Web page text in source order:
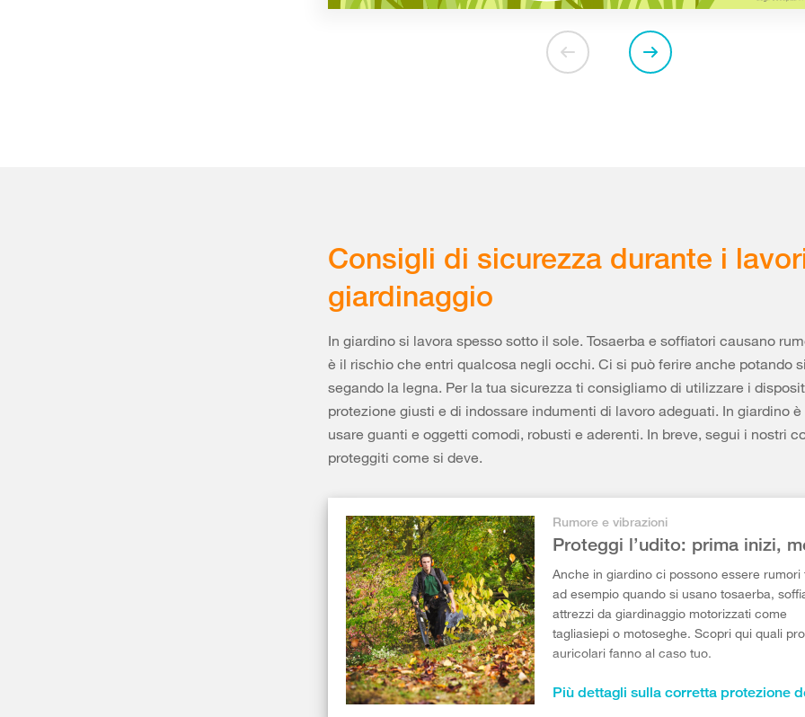
Consigli di sicurezza durante i
giardinaggio
In giardino si lavora spesso sotto il sole. Tosaerba e soffiatori causano
è il rischio che entri qualcosa negli occhi. Ci si può ferire anche potando
segando la legna. Per la tua sicurezza ti consigliamo di utilizzare i
protezione giusti e di indossare indumenti di lavoro adeguati. In giardino
usare guanti e oggetti comodi, robusti e aderenti. In breve, segui i nostri
proteggiti come si deve.
Rumore e vibrazioni
Proteggi l’udito: prima inizi,
Anche in giardino ci possono essere rumori
ad esempio quando si usano tosaerba,
attrezzi da giardinaggio motorizzati come
tagliasiepi o motoseghe. Scopri qui quali
auricolari fanno al caso tuo.
Più dettagli sulla corretta protezione